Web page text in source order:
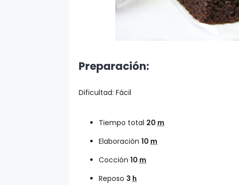
Preparación:
Dificultad: Fácil
Tiempo total 20 m
Elaboración 10 m
Cocción 10 m
Reposo 3 h